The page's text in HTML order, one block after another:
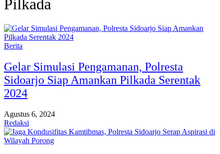
Pilkada
Berita
Gelar Simulasi Pengamanan, Polresta
Sidoarjo Siap Amankan Pilkada Serentak
2024
Agustus 6, 2024
Redaksi